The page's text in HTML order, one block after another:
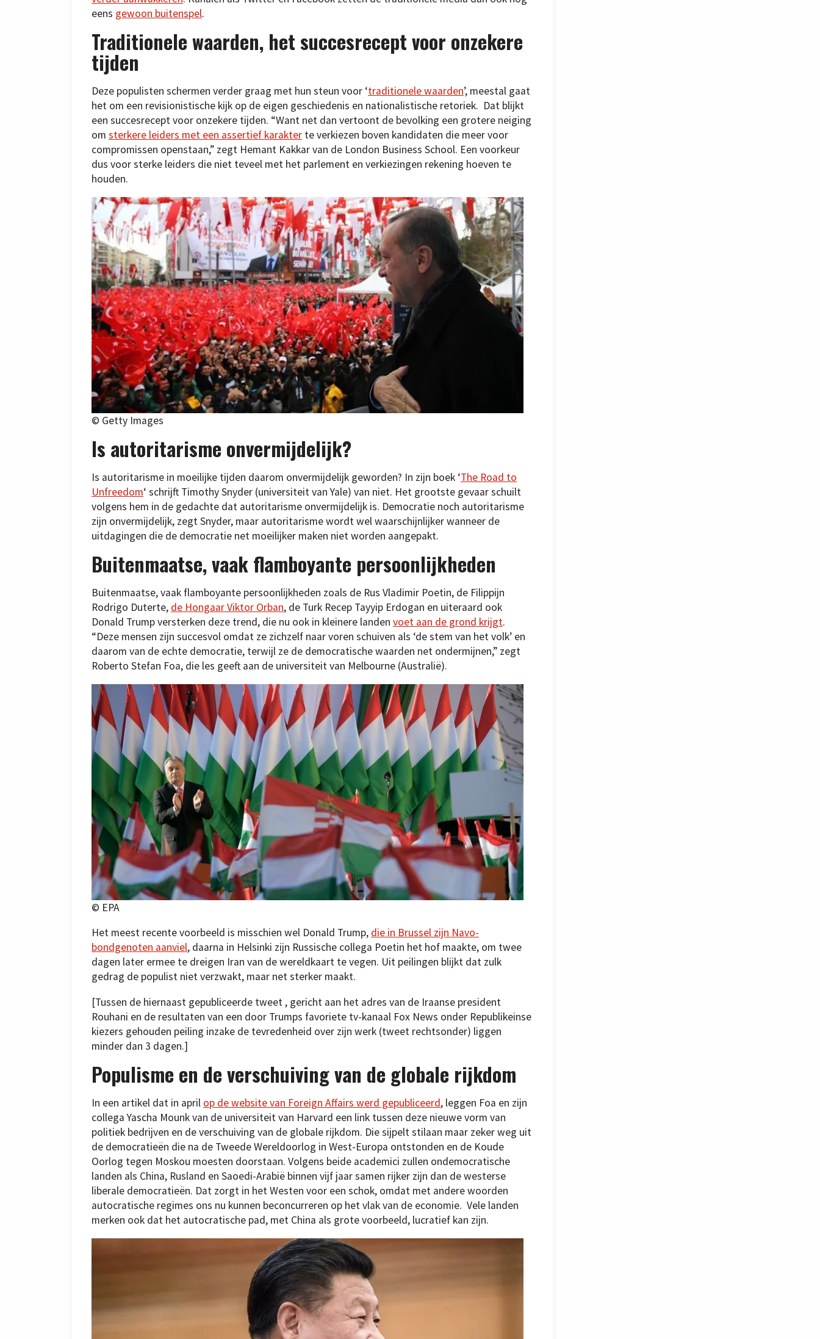
eens gewoon buitenspel.
Traditionele waarden, het succesrecept voor onzekere
tijden
Deze populisten schermen verder graag met hun steun voor ‘traditionele waarden’, meestal gaat
het om een revisionistische kijk op de eigen geschiedenis en nationalistische retoriek. Dat blijkt
een succesrecept voor onzekere tijden. “Want net dan vertoont de bevolking een grotere neiging
om sterkere leiders met een assertief karakter te verkiezen boven kandidaten die meer voor
compromissen openstaan,” zegt Hemant Kakkar van de London Business School. Een voorkeur
dus voor sterke leiders die niet teveel met het parlement en verkiezingen rekening hoeven te
houden.
© Getty Images
Is autoritarisme onvermijdelijk?
Is autoritarisme in moeilijke tijden daarom onvermijdelijk geworden? In zijn boek ‘The Road to
Unfreedom‘ schrijft Timothy Snyder (universiteit van Yale) van niet. Het grootste gevaar schuilt
volgens hem in de gedachte dat autoritarisme onvermijdelijk is. Democratie noch autoritarisme
zijn onvermijdelijk, zegt Snyder, maar autoritarisme wordt wel waarschijnlijker wanneer de
uitdagingen die de democratie net moeilijker maken niet worden aangepakt.
Buitenmaatse, vaak flamboyante persoonlijkheden
Buitenmaatse, vaak flamboyante persoonlijkheden zoals de Rus Vladimir Poetin, de Filippijn
Rodrigo Duterte, de Hongaar Viktor Orban, de Turk Recep Tayyip Erdogan en uiteraard ook
Donald Trump versterken deze trend, die nu ook in kleinere landen voet aan de grond krijgt.
“Deze mensen zijn succesvol omdat ze zichzelf naar voren schuiven als ‘de stem van het volk’ en
daarom van de echte democratie, terwijl ze de democratische waarden net ondermijnen,” zegt
Roberto Stefan Foa, die les geeft aan de universiteit van Melbourne (Australië).
© EPA
Het meest recente voorbeeld is misschien wel Donald Trump, die in Brussel zijn Navo-
bondgenoten aanviel, daarna in Helsinki zijn Russische collega Poetin het hof maakte, om twee
dagen later ermee te dreigen Iran van de wereldkaart te vegen. Uit peilingen blijkt dat zulk
gedrag de populist niet verzwakt, maar net sterker maakt.
[Tussen de hiernaast gepubliceerde tweet , gericht aan het adres van de Iraanse president
Rouhani en de resultaten van een door Trumps favoriete tv-kanaal Fox News onder Republikeinse
kiezers gehouden peiling inzake de tevredenheid over zijn werk (tweet rechtsonder) liggen
minder dan 3 dagen.]
Populisme en de verschuiving van de globale rijkdom
In een artikel dat in april op de website van Foreign Affairs werd gepubliceerd, leggen Foa en zijn
collega Yascha Mounk van de universiteit van Harvard een link tussen deze nieuwe vorm van
politiek bedrijven en de verschuiving van de globale rijkdom. Die sijpelt stilaan maar zeker weg uit
de democratieën die na de Tweede Wereldoorlog in West-Europa ontstonden en de Koude
Oorlog tegen Moskou moesten doorstaan. Volgens beide academici zullen ondemocratische
landen als China, Rusland en Saoedi-Arabië binnen vijf jaar samen rijker zijn dan de westerse
liberale democratieën. Dat zorgt in het Westen voor een schok, omdat met andere woorden
autocratische regimes ons nu kunnen beconcurreren op het vlak van de economie. Vele landen
merken ook dat het autocratische pad, met China als grote voorbeeld, lucratief kan zijn.